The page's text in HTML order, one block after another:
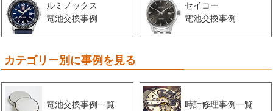
ルミノックス
電池交換事例
セイコー
電池交換事例
カテゴリー別に事例を見る
電池交換事例一覧 時計修理事例一覧